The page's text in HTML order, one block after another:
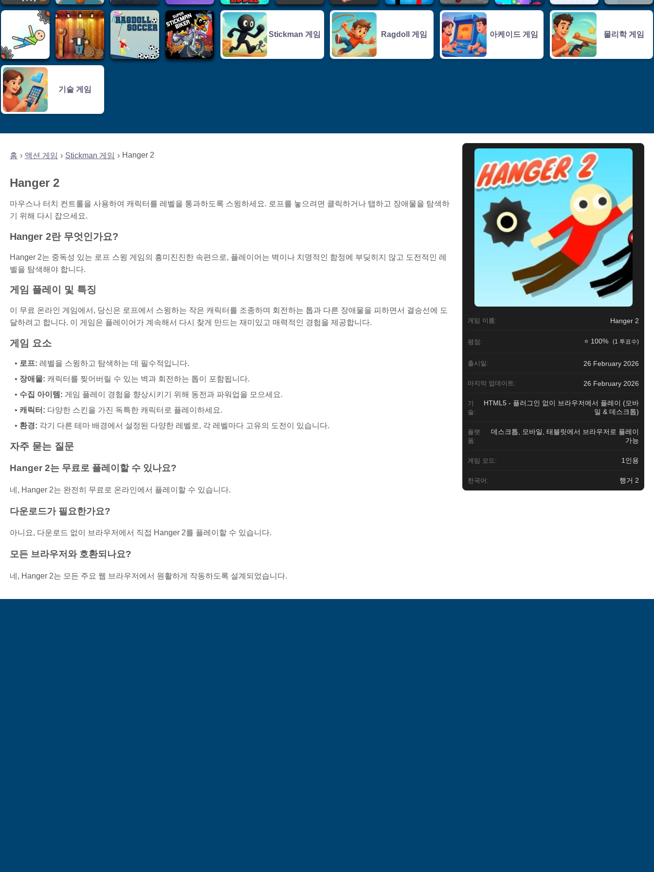
홈 액션 게임 Stickman 게임 Hanger 2
Hanger 2
마우스나 터치 컨트롤을 사용하여 캐릭터를 레벨을 통과하도록 스윙하세요. 로프를 놓으려면 클릭하거나 탭하고 장애물을 탐색하
기 위해 다시 잡으세요.
Hanger 2란 무엇인가요?
Hanger 2는 중독성 있는 로프 스윙 게임의 흥미진진한 속편으로, 플레이어는 벽이나 치명적인 함정에 부딪히지 않고 도전적인 레
벨을 탐색해야 합니다.
게임 플레이 및 특징
이 무료 온라인 게임에서, 당신은 로프에서 스윙하는 작은 캐릭터를 조종하며 회전하는 톱과 다른 장애물을 피하면서 결승선에 도
달하려고 합니다. 이 게임은 플레이어가 계속해서 다시 찾게 만드는 재미있고 매력적인 경험을 제공합니다.
게임 요소
로프: 레벨을 스윙하고 탐색하는 데 필수적입니다.
장애물: 캐릭터를 찢어버릴 수 있는 벽과 회전하는 톱이 포함됩니다.
수집 아이템: 게임 플레이 경험을 향상시키기 위해 동전과 파워업을 모으세요.
캐릭터: 다양한 스킨을 가진 독특한 캐릭터로 플레이하세요.
환경: 각기 다른 테마 배경에서 설정된 다양한 레벨로, 각 레벨마다 고유의 도전이 있습니다.
자주 묻는 질문
Hanger 2는 무료로 플레이할 수 있나요?
네, Hanger 2는 완전히 무료로 온라인에서 플레이할 수 있습니다.
다운로드가 필요한가요?
아니요, 다운로드 없이 브라우저에서 직접 Hanger 2를 플레이할 수 있습니다.
모든 브라우저와 호환되나요?
네, Hanger 2는 모든 주요 웹 브라우저에서 원활하게 작동하도록 설계되었습니다.
게임 이름: Hanger 2
평점: ⭐ 100% (1 투표수)
출시일: 26 February 2026
마지막 업데이트: 26 February 2026
기
술:
HTML5 - 플러그인 없이 브라우저에서 플레이 (모바
일 & 데스크톱)
플랫
폼:
데스크톱, 모바일, 태블릿에서 브라우저로 플레이
가능
게임 모드: 1인용
한국어: 행거 2
Stickman 게임 Ragdoll 게임 아케이드 게임 물리학 게임
기술 게임